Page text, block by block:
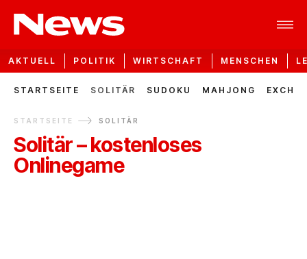
AKTUELL POLITIK WIRTSCHAFT MENSCHEN
STARTSEITE SOLITÄR SUDOKU MAHJONG
STARTSEITE SOLITÄR
Solitär – kostenloses
Onlinegame